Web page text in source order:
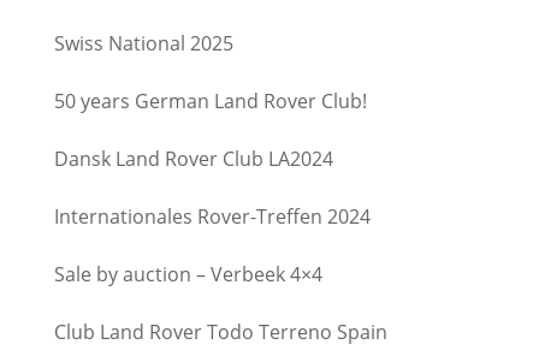
Swiss National 2025
50 years German Land Rover Club!
Dansk Land Rover Club LA2024
Internationales Rover-Treffen 2024
Sale by auction – Verbeek 4×4
Club Land Rover Todo Terreno Spain